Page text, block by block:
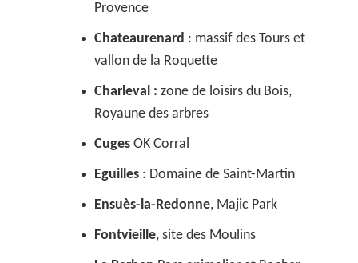
Provence
Chateaurenard : massif des Tours et
vallon de la Roquette
Charleval :zone de loisirs du Bois,
Royaune des arbres
Cuges OK Corral
Eguilles : Domaine de Saint-Martin
Ensuès-la-Redonne, Majic Park
Fontvieille, site des Moulins